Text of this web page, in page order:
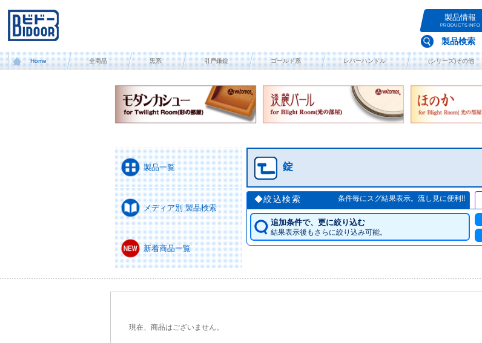
製品情報
PRODUCTS INFO
製品検索
Home 全商品 黒系 引戸鎌錠 ゴールド系 レバーハンドル (シリーズ)その他
錠
製品一覧
メディア別 製品検索
新着商品一覧
◆絞込検索 条件毎にスグ結果表示。流し見に便利!!
追加条件で、更に絞り込む
結果表示後もさらに絞り込み可能。
現在、商品はございません。